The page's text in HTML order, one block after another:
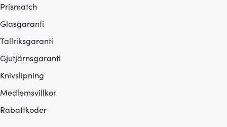
Prismatch
Glasgaranti
Tallriksgaranti
Gjutjärnsgaranti
Knivslipning
Medlemsvillkor
Rabattkoder